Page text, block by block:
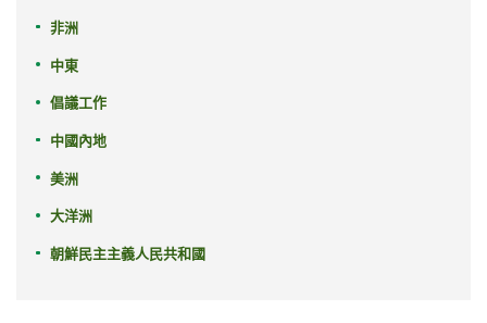
非洲
中東
倡議工作
中國內地
美洲
大洋洲
朝鮮民主主義人民共和國